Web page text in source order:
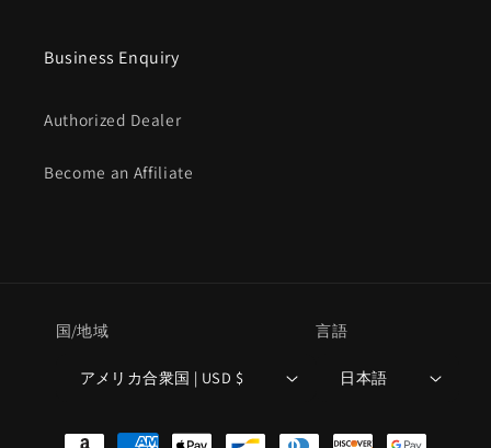
Business Enquiry
Authorized Dealer
Become an Affiliate
国/地域
アメリカ合衆国 | USD $
言語
日本語